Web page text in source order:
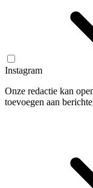
Instagram
Onze redactie kan
toevoegen aan